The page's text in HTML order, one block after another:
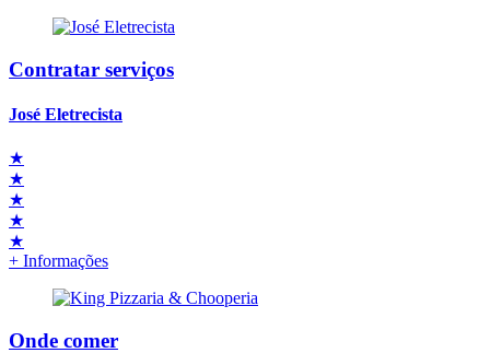
Contratar serviços
José Eletrecista
★
★
★
★
★
+ Informações
Onde comer